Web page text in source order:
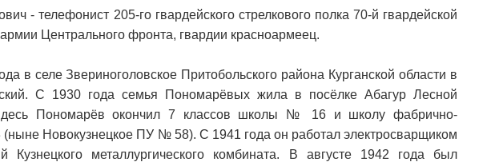
- телефонист 205-го гвардейского стрелкового полка 70-й гвардейской
Центрального фронта, гвардии красноармеец.
в селе Звериноголовское Притобольского района Курганской области в
С 1930 года семья Пономарёвых жила в посёлке Абагур Лесной
Пономарёв окончил 7 классов школы № 16 и школу фабрично-
(ныне Новокузнецкое ПУ № 58). С 1941 года он работал электросварщиком
Кузнецкого металлургического комбината. В августе 1942 года был